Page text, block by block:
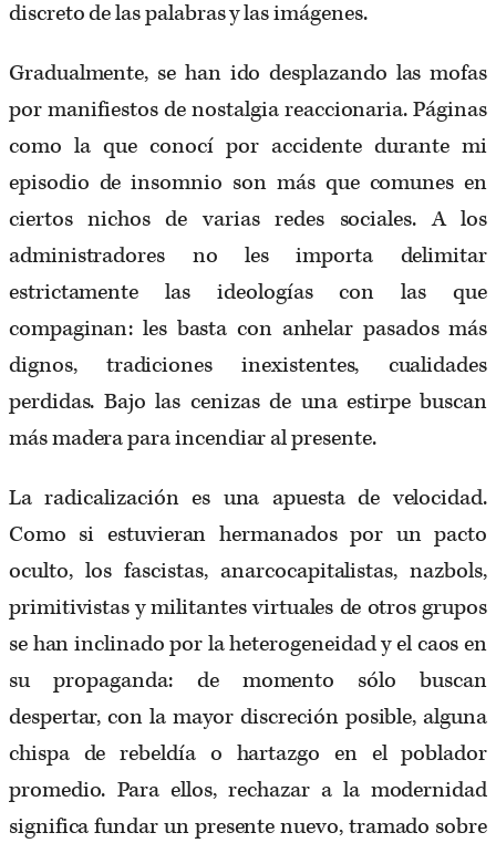
discreto de las palabras y las imágenes.
Gradualmente, se han ido desplazando las mofas
por manifiestos de nostalgia reaccionaria. Páginas
como la que conocí por accidente durante mi
episodio de insomnio son más que comunes en
ciertos nichos de varias redes sociales. A los
administradores no les importa delimitar
estrictamente las ideologías con las que
compaginan: les basta con anhelar pasados más
dignos, tradiciones inexistentes, cualidades
perdidas. Bajo las cenizas de una estirpe buscan
más madera para incendiar al presente.
La radicalización es una apuesta de velocidad.
Como si estuvieran hermanados por un pacto
oculto, los fascistas, anarcocapitalistas, nazbols,
primitivistas y militantes virtuales de otros grupos
se han inclinado por la heterogeneidad y el caos en
su propaganda: de momento sólo buscan
despertar, con la mayor discreción posible, alguna
chispa de rebeldía o hartazgo en el poblador
promedio. Para ellos, rechazar a la modernidad
significa fundar un presente nuevo, tramado sobre